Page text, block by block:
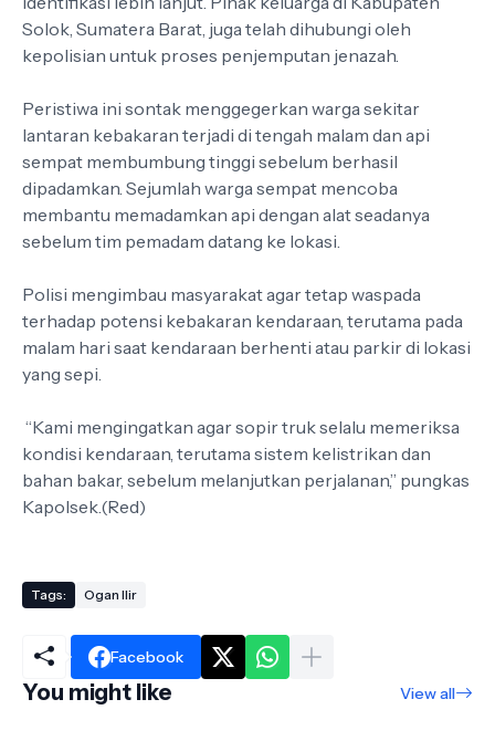
Solok, Sumatera Barat, juga telah dihubungi oleh
kepolisian untuk proses penjemputan jenazah.
Peristiwa ini sontak menggegerkan warga sekitar
lantaran kebakaran terjadi di tengah malam dan api
sempat membumbung tinggi sebelum berhasil
dipadamkan. Sejumlah warga sempat mencoba
membantu memadamkan api dengan alat seadanya
sebelum tim pemadam datang ke lokasi.
Polisi mengimbau masyarakat agar tetap waspada
terhadap potensi kebakaran kendaraan, terutama pada
malam hari saat kendaraan berhenti atau parkir di lokasi
yang sepi.
“Kami mengingatkan agar sopir truk selalu memeriksa
kondisi kendaraan, terutama sistem kelistrikan dan
bahan bakar, sebelum melanjutkan perjalanan,” pungkas
Kapolsek.(Red)
Tags: Ogan Ilir
Facebook
You might like View all